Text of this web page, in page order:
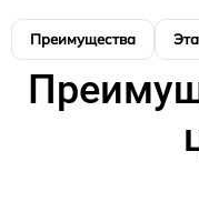
Преимущества